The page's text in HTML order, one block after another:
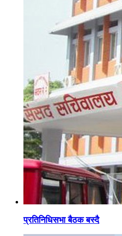
प्रतिनिधिसभा बैठक बस्दै